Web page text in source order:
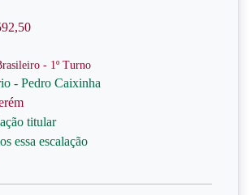
- 1º Turno
- Pedro Caixinha
titular
essa escalação